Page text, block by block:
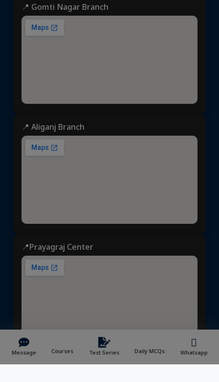
Message Courses Test Series Daily MCQs Whatsapp
📍 Gomti Nagar Branch
📍 Aliganj Branch
📍Prayagraj Center